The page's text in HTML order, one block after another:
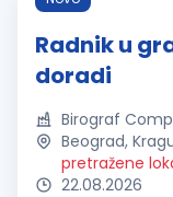
Radnik u
doradi
Birograf
Beograd,
pretražene
22.08.2026